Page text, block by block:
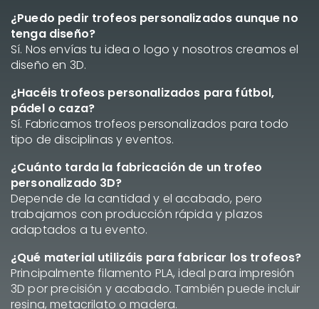
¿Puedo pedir trofeos personalizados aunque no
tenga diseño?
Sí. Nos envías tu idea o logo y nosotros creamos el
diseño en 3D.
¿Hacéis trofeos personalizados para fútbol,
pádel o caza?
Sí. Fabricamos trofeos personalizados para todo
tipo de disciplinas y eventos.
¿Cuánto tarda la fabricación de un trofeo
personalizado 3D?
Depende de la cantidad y el acabado, pero
trabajamos con producción rápida y plazos
adaptados a tu evento.
¿Qué material utilizáis para fabricar los trofeos?
Principalmente filamento PLA, ideal para impresión
3D por precisión y acabado. También puede incluir
resina, metacrilato o madera.